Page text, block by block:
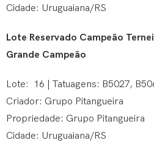
Cidade: Uruguaiana/RS
Lote Reservado Campeão
Grande Campeão
Lote: 16 | Tatuagens: B5027,
Criador: Grupo Pitangueira
Propriedade: Grupo Pitangueira
Cidade: Uruguaiana/RS